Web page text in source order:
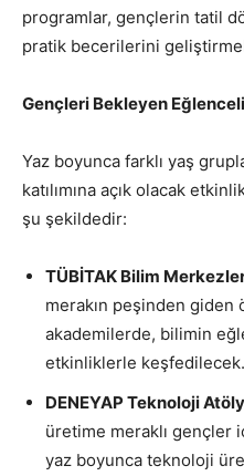
programlar, gençlerin tatil
pratik becerilerini
Gençleri Bekleyen
Yaz boyunca farklı yaş
katılımına açık olacak
şu şekildedir:
TÜBİTAK Bilim
merakın peşinden giden
akademilerde, bilimin
etkinliklerle keşfedilecek.
DENEYAP Teknoloji
üretime meraklı gençler
yaz boyunca teknoloji